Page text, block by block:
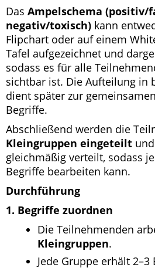
Das Ampelschema
negativ/toxisch) kann
Flipchart oder auf einem
Tafel aufgezeichnet und
sodass es für alle
sichtbar ist. Die Aufteilung in
dient später zur
Begriffe.
Abschließend werden die
Kleingruppen eingeteilt
gleichmäßig verteilt, sodass
Begriffe bearbeiten kann.
Durchführung
1. Begriffe zuordnen
Die Teilnehmenden
Kleingruppen.
Jede Gruppe erhält